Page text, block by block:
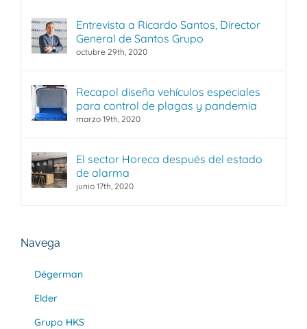
Entrevista a Ricardo Santos, Director
General de Santos Grupo
octubre 29th, 2020
Recapol diseña vehículos especiales
para control de plagas y pandemia
marzo 19th, 2020
El sector Horeca después del estado
de alarma
junio 17th, 2020
Navega
Dégerman
Elder
Grupo HKS